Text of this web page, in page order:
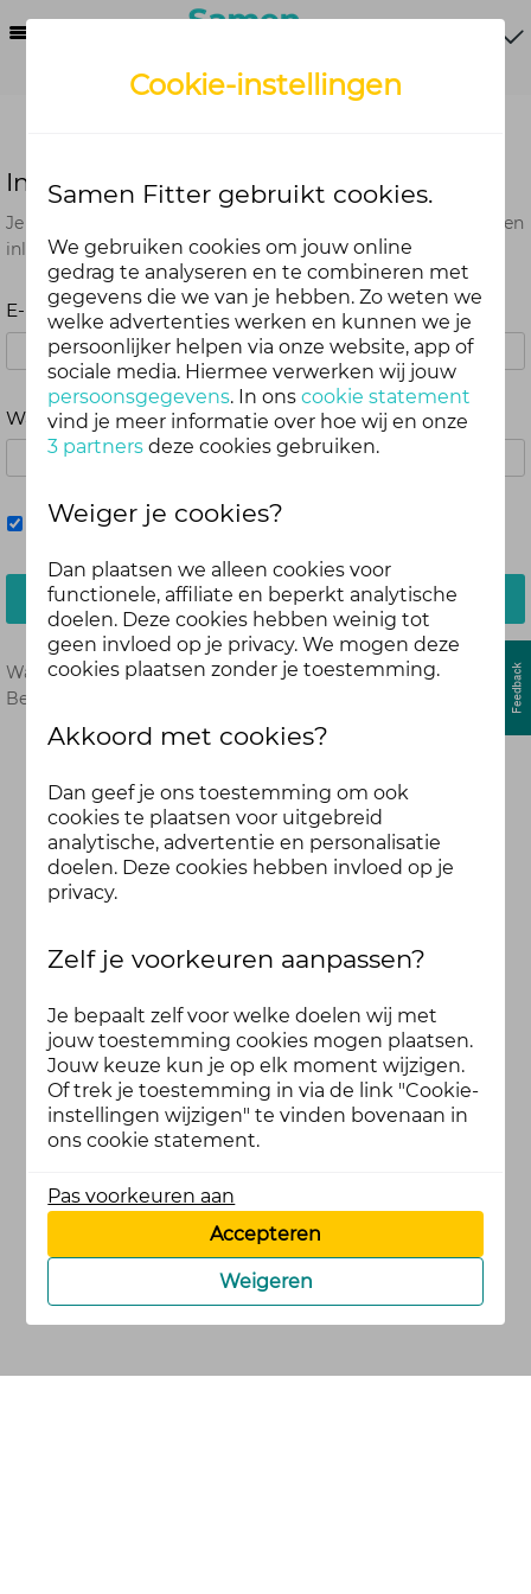
Inloggen
Je kunt met je Samen Fitter inloggegevens op alle onderdelen
inloggen. Dus één account voor website, app en webshop.
E-mailadres
Wachtwoord
Mij onthouden
Inloggen
Wachtwoord vergeten? Hier opnieuw instellen.
Ben je nog geen deelnemer?
Cookie-instellingen
Samen Fitter gebruikt cookies.
We gebruiken cookies om jouw online
gedrag te analyseren en te combineren met
gegevens die we van je hebben. Zo weten we
welke advertenties werken en kunnen we je
persoonlijker helpen via onze website, app of
sociale media. Hiermee verwerken wij jouw
persoonsgegevens. In onscookie statement
vind je meer informatie over hoe wij en onze
3 partners deze cookies gebruiken.
Weiger je cookies?
Dan plaatsen we alleen cookies voor
functionele, affiliate en beperkt analytische
doelen. Deze cookies hebben weinig tot
geen invloed op je privacy. We mogen deze
cookies plaatsen zonder je toestemming.
Akkoord met cookies?
Dan geef je ons toestemming om ook
cookies te plaatsen voor uitgebreid
analytische, advertentie en personalisatie
doelen. Deze cookies hebben invloed op je
privacy.
Zelf je voorkeuren aanpassen?
Je bepaalt zelf voor welke doelen wij met
jouw toestemming cookies mogen plaatsen.
Jouw keuze kun je op elk moment wijzigen.
Of trek je toestemming in via de link "Cookie-
instellingen wijzigen" te vinden bovenaan in
ons cookie statement.
Pas voorkeuren aan
Accepteren
Weigeren